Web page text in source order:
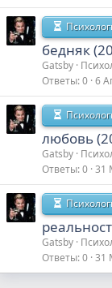
бедняк
Gatsby
Ответы 0 6
любовь
Gatsby
Ответы 0 31
Gatsby
Ответы 0 31